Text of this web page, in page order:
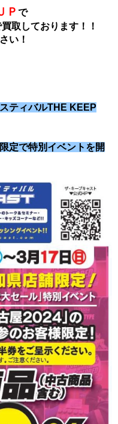
Ｐ で
取しております！！
い！
ティバルTHE KEEP
定で特別イベントを開